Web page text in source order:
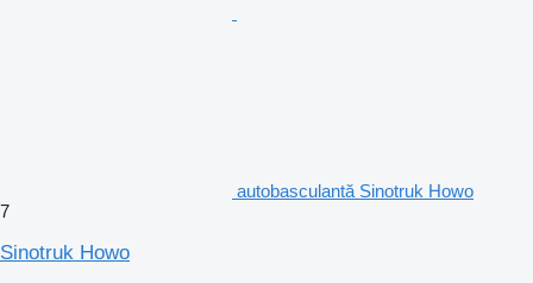
autobasculantă Sinotruk Howo
7
Sinotruk Howo